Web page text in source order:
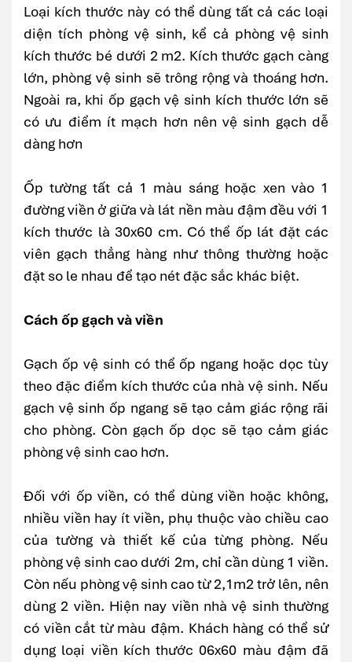
Loại kích thước này có thể dùng tất cả các loại
diện tích phòng vệ sinh, kể cả phòng vệ sinh
kích thước bé dưới 2 m2. Kích thước gạch càng
lớn, phòng vệ sinh sẽ trông rộng và thoáng hơn.
Ngoài ra, khi ốp gạch vệ sinh kích thước lớn sẽ
có ưu điểm ít mạch hơn nên vệ sinh gạch dễ
dàng hơn
Ốp tường tất cả 1 màu sáng hoặc xen vào 1
đường viền ở giữa và lát nền màu đậm đều với 1
kích thước là 30x60 cm. Có thể ốp lát đặt các
viên gạch thẳng hàng như thông thường hoặc
đặt so le nhau để tạo nét đặc sắc khác biệt.
Cách ốp gạch và viền
Gạch ốp vệ sinh có thể ốp ngang hoặc dọc tùy
theo đặc điểm kích thước của nhà vệ sinh. Nếu
gạch vệ sinh ốp ngang sẽ tạo cảm giác rộng rãi
cho phòng. Còn gạch ốp dọc sẽ tạo cảm giác
phòng vệ sinh cao hơn.
Đối với ốp viền, có thể dùng viền hoặc không,
nhiều viền hay ít viền, phụ thuộc vào chiều cao
của tường và thiết kế của từng phòng. Nếu
phòng vệ sinh cao dưới 2m, chỉ cần dùng 1 viền.
Còn nếu phòng vệ sinh cao từ 2,1m2 trở lên, nên
dùng 2 viền. Hiện nay viền nhà vệ sinh thường
có viền cắt từ màu đậm. Khách hàng có thể sử
dụng loại viền kích thước 06x60 màu đậm đã